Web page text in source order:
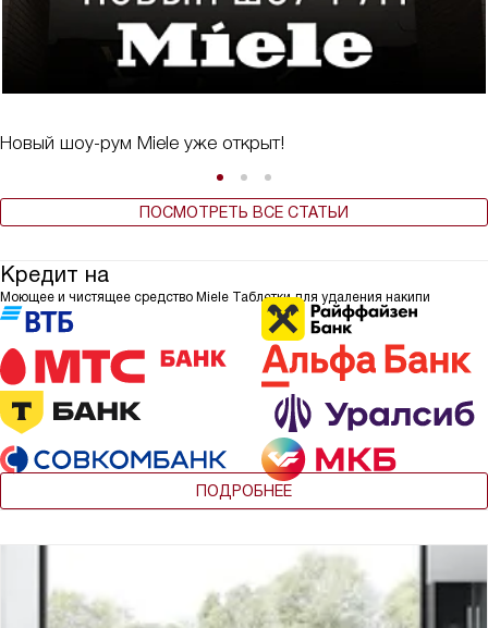
Новый шоу-рум Miele уже открыт!
ПОСМОТРЕТЬ ВСЕ СТАТЬИ
Кредит на
Моющее и чистящее средство Miele Таблетки для удаления накипи
ПОДРОБНЕЕ